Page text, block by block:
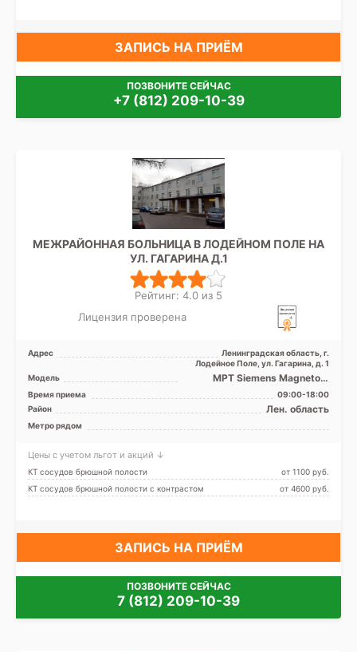
ЗАПИСЬ НА ПРИЁМ
ПОЗВОНИТЕ СЕЙЧАС
+7 (812) 209-10-39
МЕЖРАЙОННАЯ БОЛЬНИЦА В ЛОДЕЙНОМ ПОЛЕ НА
УЛ. ГАГАРИНА Д.1
Рейтинг: 4.0 из 5
Лицензия проверена
Адрес
Ленинградская область, г.
Лодейное Поле, ул. Гагарина, д. 1
Модель
МРТ Siemens Magnetom
Espree 1.5 Tесли, GE
BrightSpeed 16 срезов, УЗИ а
...
Время приема
09:00-18:00
Район
Лен. область
Метро рядом
Цены с учетом льгот и акций ↓
КТ сосудов брюшной полости
от 1100 pуб.
КТ сосудов брюшной полости с контрастом
от 4600 pуб.
ЗАПИСЬ НА ПРИЁМ
ПОЗВОНИТЕ СЕЙЧАС
7 (812) 209-10-39